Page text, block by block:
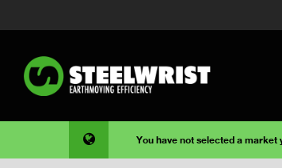
You have not selected a